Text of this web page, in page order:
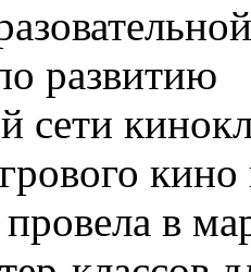
развитию
сети
кино
в